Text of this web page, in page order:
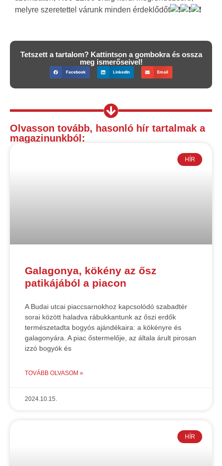
melyre szeretettel várunk minden érdeklődőt
Tetszett a tartalom? Kattintson a gombokra és ossza
meg ismerőseivel!
Facebook LinkedIn Email
Olvasson tovább, hasonló hír tartalmak a
magazinunkból:
HÍR
Galagonya, kökény az ősz
patikájából a piacon
A Budai utcai piaccsarnokhoz kapcsolódó szabadtér
sorai között haladva rábukkantunk az őszi erdők
természetadta bogyós ajándékaira: a kökényre és
galagonyára. A piac őstermelője, az általa árult pirosan
izzó bogyók és
TOVÁBB OLVASOM »
2024.10.15.
HÍR